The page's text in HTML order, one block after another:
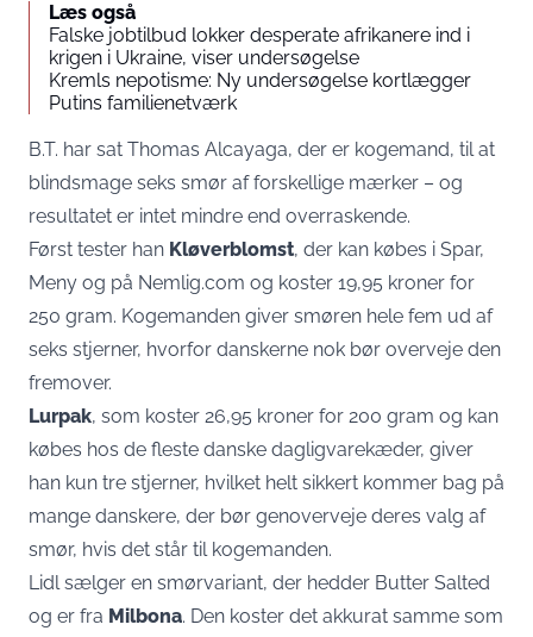
Læs også
Falske jobtilbud lokker desperate afrikanere ind i
krigen i Ukraine, viser undersøgelse
Kremls nepotisme: Ny undersøgelse kortlægger
Putins familienetværk
B.T. har sat Thomas Alcayaga, der er kogemand, til at
blindsmage seks smør af forskellige mærker – og
resultatet er intet mindre end overraskende.
Først tester han Kløverblomst, der kan købes i Spar,
Meny og på Nemlig.com og koster 19,95 kroner for
250 gram. Kogemanden giver smøren hele fem ud af
seks stjerner, hvorfor danskerne nok bør overveje den
fremover.
Lurpak, som koster 26,95 kroner for 200 gram og kan
købes hos de fleste danske dagligvarekæder, giver
han kun tre stjerner, hvilket helt sikkert kommer bag på
mange danskere, der bør genoverveje deres valg af
smør, hvis det står til kogemanden.
Lidl sælger en smørvariant, der hedder Butter Salted
og er fra Milbona. Den koster det akkurat samme som